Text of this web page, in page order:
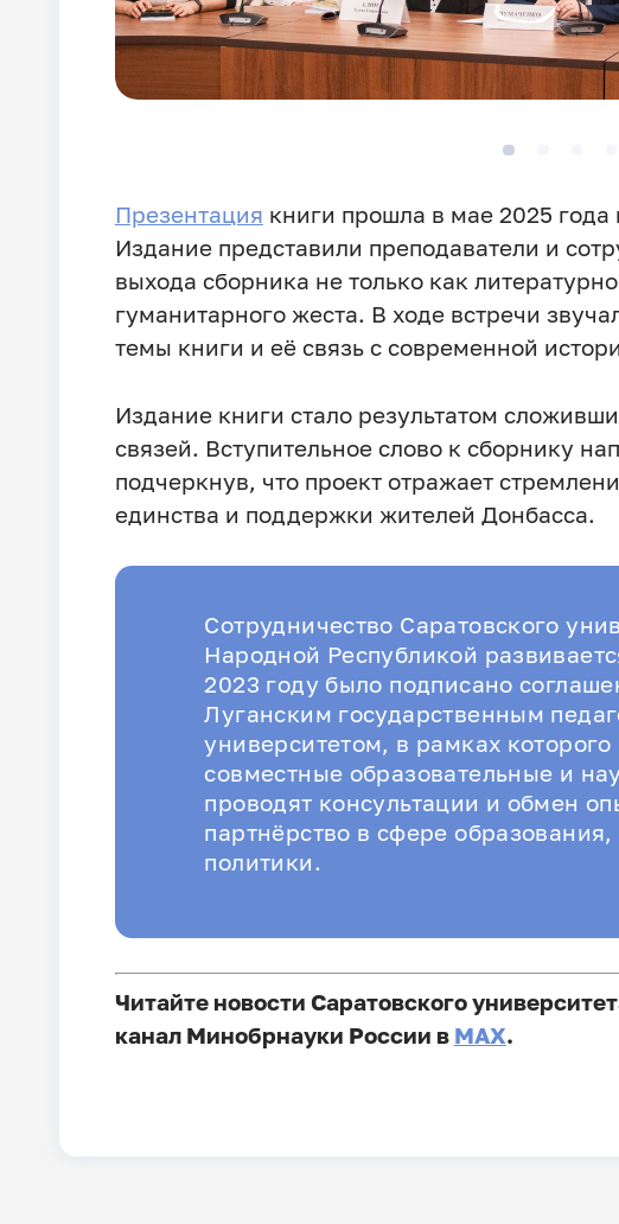
Презентация книги прошла в мае 2025 года
Издание представили преподаватели и
выхода сборника не только как
гуманитарного жеста. В ходе встречи
темы книги и её связь с современной
Издание книги стало результатом
связей. Вступительное слово к сборнику
подчеркнув, что проект отражает
единства и поддержки жителей Донбасса.
Сотрудничество Саратовского
Народной Республикой
2023 году было подписано
Луганским государственным
университетом, в рамках
совместные образовательные и
проводят консультации и обмен
партнёрство в сфере
политики.
Читайте новости Саратовского
канал Минобрнауки России в MAX.